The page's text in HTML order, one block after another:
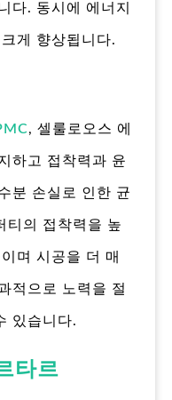
다. 동시에 에너지
게 향상됩니다.
, 셀룰로오스 에
하고 접착력과 윤
분 손실로 인한 균
티의 접착력을 높
며 시공을 더 매
적으로 노력을 절
있습니다.
타르